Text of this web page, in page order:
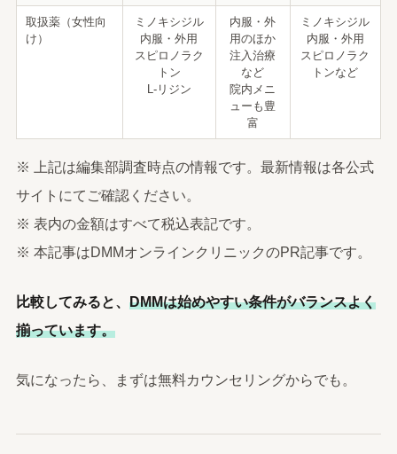
取扱薬（女性向
け）
ミノキシジル
内服・外用
スピロノラク
トン
L-リジン
内服・外
用のほか
注入治療
など
院内メニ
ューも豊
富
ミノキシジル
内服・外用
スピロノラク
トンなど
※ 上記は編集部調査時点の情報です。最新情報は各公式
サイトにてご確認ください。
※ 表内の金額はすべて税込表記です。
※ 本記事はDMMオンラインクリニックのPR記事です。
比較してみると、 DMMは始めやすい条件がバランスよく
揃っています。
気になったら、まずは無料カウンセリングからでも。